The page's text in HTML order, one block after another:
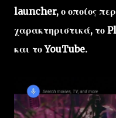
launcher, ο οποίος
χαρακτηριστικά, το
και το YouTube.